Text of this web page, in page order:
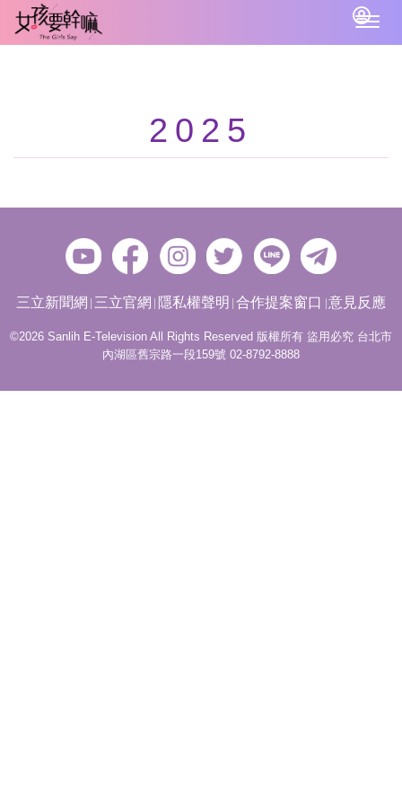
2025
三立新聞網 三立官網 隱私權聲明 合作提案窗口 意見反應
©2026 Sanlih E-Television All Rights Reserved 版權所有 盜用必究 台北市
內湖區舊宗路一段159號 02-8792-8888